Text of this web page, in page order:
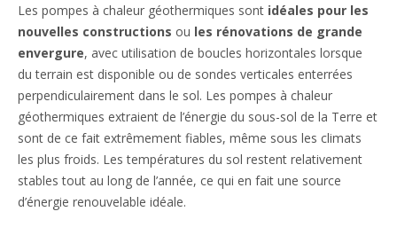
Les pompes à chaleur géothermiques sont idéales pour les
nouvelles constructions ou les rénovations de grande
envergure, avec utilisation de boucles horizontales lorsque
du terrain est disponible ou de sondes verticales enterrées
perpendiculairement dans le sol. Les pompes à chaleur
géothermiques extraient de l’énergie du sous-sol de la Terre et
sont de ce fait extrêmement fiables, même sous les climats
les plus froids. Les températures du sol restent relativement
stables tout au long de l’année, ce qui en fait une source
d’énergie renouvelable idéale.